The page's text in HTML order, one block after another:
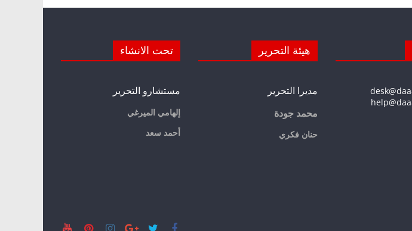
هيئة التحرير
مديرا التحرير
محمد جودة
حنان فكري
تحت الانشاء
مستشارو التحرير
إلهامي الميرغي
أحمد سعد